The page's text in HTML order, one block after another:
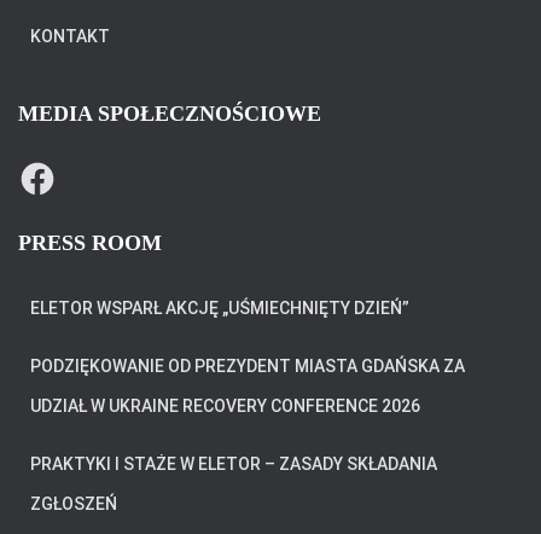
KONTAKT
MEDIA SPOŁECZNOŚCIOWE
F
A
B
O
PRESS ROOM
ELETOR WSPARŁ AKCJĘ „UŚMIECHNIĘTY DZIEŃ”
PODZIĘKOWANIE OD PREZYDENT MIASTA GDAŃSKA ZA
UDZIAŁ W UKRAINE RECOVERY CONFERENCE 2026
PRAKTYKI I STAŻE W ELETOR – ZASADY SKŁADANIA
ZGŁOSZEŃ